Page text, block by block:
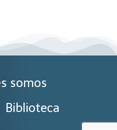
somos
Biblioteca